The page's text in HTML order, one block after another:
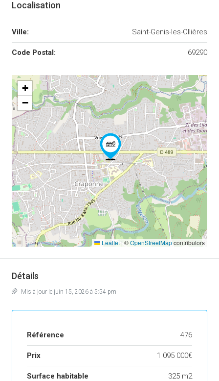
Localisation
Ville: Saint-Genis-les-Ollières
Code Postal: 69290
+
−
Leaflet |©OpenStreetMapcontributors
Détails
Mis à jour le juin 15, 2026 à 5:54 pm
Référence 476
Prix 1 095 000€
Surface habitable 325 m2